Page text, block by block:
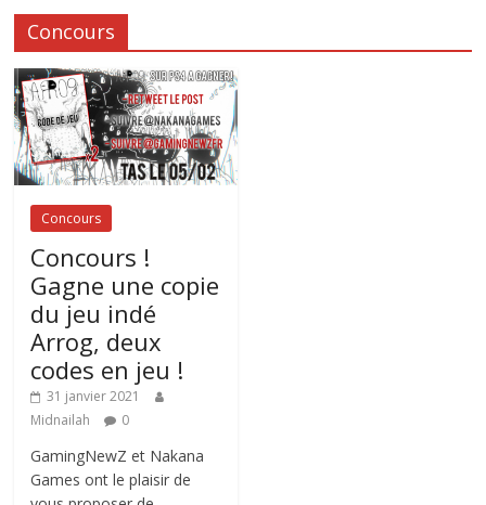
Concours
Concours
Concours !
Gagne une copie
du jeu indé
Arrog, deux
codes en jeu !
31 janvier 2021
Midnailah
0
GamingNewZ et Nakana
Games ont le plaisir de